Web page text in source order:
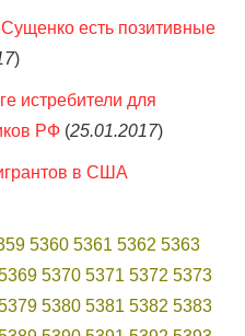
есть позитивные
)
истребители для
РФ (25.01.2017)
в США
5360 5361 5362 5363
5370 5371 5372 5373
5380 5381 5382 5383